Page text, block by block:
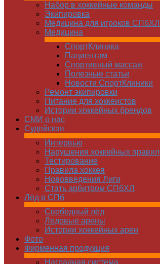
Набор в хоккейные команды
Экипировка
Медицина для игроков СПбХЛ
Медицина
СпортКлиника
Пациентам
Спортивный массаж
Полезные статьи
Новости СпортКлиники
Ремонт экипировки
Питание для хоккеистов
Истории хоккейных брендов
СМИ о нас
Судейская
Интервью
Нарушения хоккейных правил
Тестирование
Правила хоккея
Нововведения Лиги
Стать арбитром СПбХЛ
Лёд в СПб
Свободный лёд
Ледовые арены
Истории хоккейных арен
Фото
Фирменная продукция
Наградная система